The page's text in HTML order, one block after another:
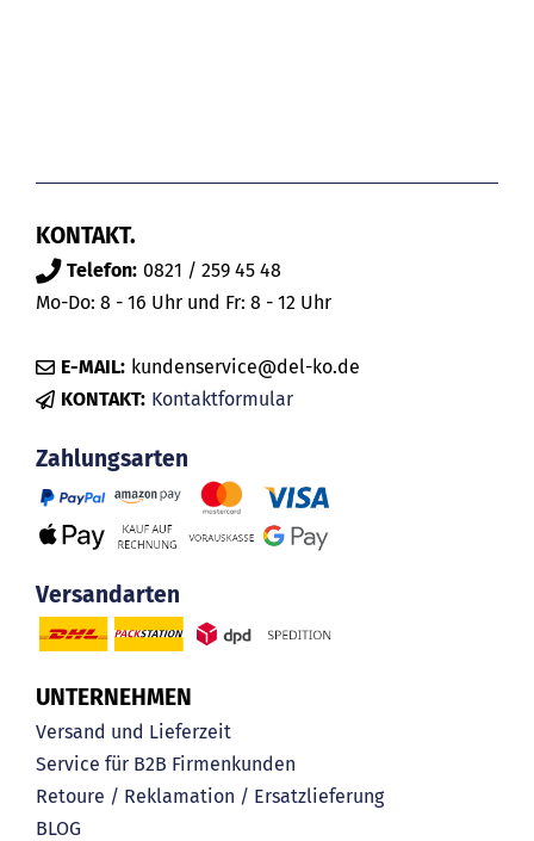
KONTAKT.
Telefon: 0821 / 259 45 48
Mo-Do: 8 - 16 Uhr und Fr: 8 - 12 Uhr
E-MAIL: kundenservice@del-ko.de
KONTAKT: Kontaktformular
Zahlungsarten
Versandarten
UNTERNEHMEN
Versand und Lieferzeit
Service für B2B Firmenkunden
Retoure / Reklamation / Ersatzlieferung
BLOG